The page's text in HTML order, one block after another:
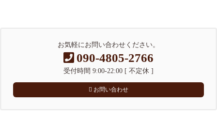
お気軽にお問い合わせください。
090-4805-2766
受付時間 9:00-22:00 [ 不定休 ]
お問い合わせ